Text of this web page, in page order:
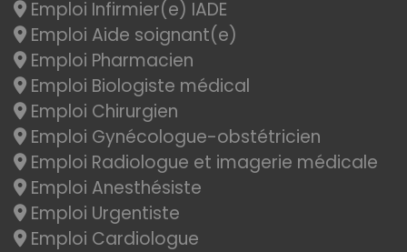
Emploi Infirmier(e) IADE
Emploi Aide soignant(e)
Emploi Pharmacien
Emploi Biologiste médical
Emploi Chirurgien
Emploi Gynécologue-obstétricien
Emploi Radiologue et imagerie médicale
Emploi Anesthésiste
Emploi Urgentiste
Emploi Cardiologue